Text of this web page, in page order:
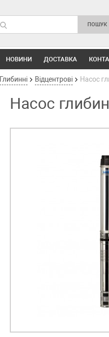
НОВИНИ ДОСТАВКА
Глибинні Відцентрові Насос
Насос